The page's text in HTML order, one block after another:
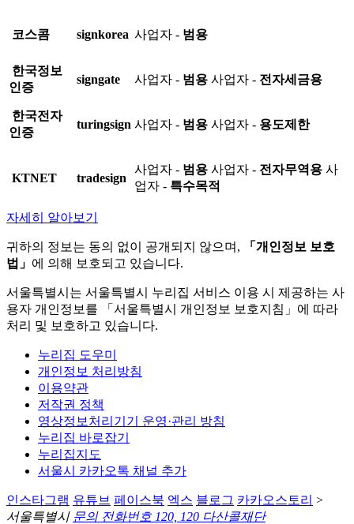
코스콤 signkorea 사업자 - 범용
한국정보
인증
signgate 사업자 - 범용 사업자 - 전자세금용
한국전자
인증
turingsign 사업자 - 범용 사업자 - 용도제한
KTNET tradesign
사업자 - 범용 사업자 - 전자무역용 사
업자 - 특수목적
자세히 알아보기
귀하의 정보는 동의 없이 공개되지 않으며,
「개인정보 보호
법」 에 의해 보호되고 있습니다.
서울특별시는 서울특별시 누리집 서비스 이용 시 제공하는 사
용자 개인정보를 「서울특별시 개인정보 보호지침」에 따라
처리 및 보호하고 있습니다.
누리집 도우미
개인정보 처리방침
이용약관
저작권 정책
영상정보처리기기 운영·관리 방침
누리집 바로잡기
누리집지도
서울시 카카오톡 채널 추가
인스타그램 유튜브 페이스북 엑스 블로그 카카오스토리 >
서울특별시 문의 전화번호 120, 120 다산콜재단